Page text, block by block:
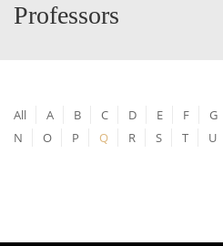
Professors
All A B C D E F G
N
O P Q R S T U